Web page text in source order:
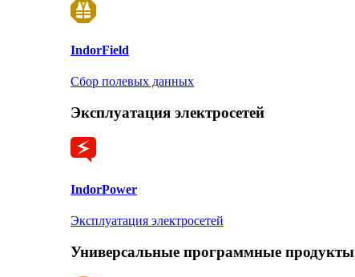
IndorField
Сбор полевых данных
Эксплуатация электросетей
IndorPower
Эксплуатация электросетей
Универсальные программные продукты